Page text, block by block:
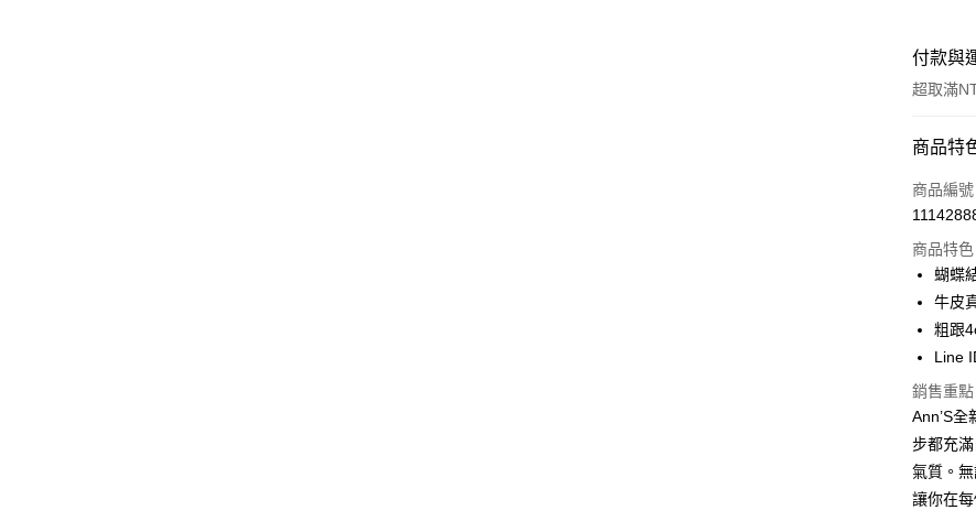
付款與
超取滿
付款方
信用卡一
3 期
合作
華南
國泰
臺灣
匯豐
聯邦
玉山
台新
6 期
合作
華南
國泰
臺灣
匯豐
聯邦
元大
購物金
LINE
街口支付
商品特
商品編號
商品特色
蝴蝶
牛皮
粗跟
Line
銷售重點
Ann’S
步都充
氣質。
讓你在